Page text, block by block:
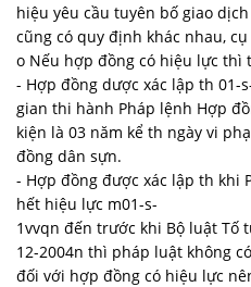
hiệu yêu cầu tuyên bố giao
cũng có quy định khác nhau,
o Nếu hợp đồng có hiệu lực
- Hợp đồng dược xác lập th 01-
gian thi hành Pháp lệnh Hợp
kiện là 03 năm kể th ngày vi
đồng dân sựn.
- Hợp đồng được xác lập th khi
hết hiệu lực m01-s-
1vvqn đến trước khi Bộ luật Tố
12-2004n thì pháp luật không
đối với hợp đồng có hiệu lực